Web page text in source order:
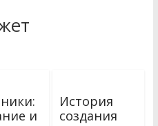
и
История
создания